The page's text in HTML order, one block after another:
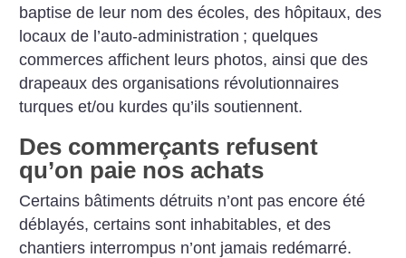
baptise de leur nom des écoles, des hôpitaux, des
locaux de l’auto-administration ; quelques
commerces affichent leurs photos, ainsi que des
drapeaux des organisations révolutionnaires
turques et/ou kurdes qu’ils soutiennent.
Des commerçants refusent
qu’on paie nos achats
Certains bâtiments détruits n’ont pas encore été
déblayés, certains sont inhabitables, et des
chantiers interrompus n’ont jamais redémarré.